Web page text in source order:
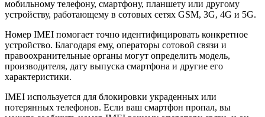
мобильному телефону, смартфону, планшету или другому
устройству, работающему в сотовых сетях GSM, 3G, 4G и 5G.
Номер IMEI помогает точно идентифицировать конкретное
устройство. Благодаря ему, операторы сотовой связи и
правоохранительные органы могут определить модель,
производителя, дату выпуска смартфона и другие его
характеристики.
IMEI используется для блокировки украденных или
потерянных телефонов. Если ваш смартфон пропал, вы